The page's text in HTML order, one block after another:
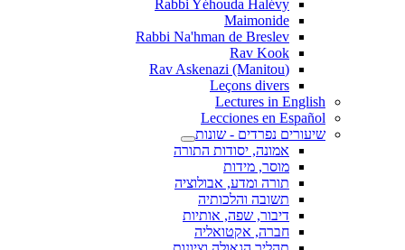
Rabbi Yéhouda Halévy
Maimonide
Rabbi Na'hman de Breslev
Rav Kook
(Rav Askenazi (Manitou
Leçons divers
Lectures in English
Lecciones en Español
שיעורים נפרדים - שונות
אמונה, יסודות התורה
מוסר, מידות
תורה ומדע, אבולוציה
תשובה והלכותיה
דיבור, שפה, אותיות
חברה, אקטואליה